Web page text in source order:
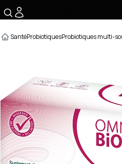
SantéProbiotiquesProbiotiques multi-